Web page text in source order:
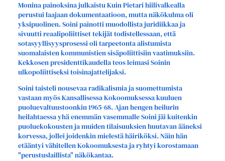
Monina painoksina julkaistu Kuin Pietari hiilivalkealla
perustui laajaan dokumentaatioon, mutta näkökulma oli
yksipuolinen. Soini painotti muodollista juridiikkaa ja
sivuutti reaalipoliittiset tekijät todistellessaan, että
sotasyyllisyysprosessi oli tarpeetonta alistumista
suomalaisten kommunistien sisäpoliittisiin vaatimuksiin.
Kekkosen presidenttikaudella teos leimasi Soinin
ulkopoliittiseksi toisinajattelijaksi.
Soini taisteli nousevaa radikalismia ja suomettumista
vastaan myös Kansallisessa Kokoomuksessa kuuluen
puoluevaltuustoonkin 1965-68. Ajan hengen heilurin
heilahtaessa yhä enemmän vasemmalle Soini jäi kuitenkin
puoluekokousten ja muiden tilaisuuksien huutavan ääneksi
korvessa, jollei joidenkin mielestä häiriköksi. Näin hän
etääntyi vähitellen Kokoomuksesta ja ryhtyi korostamaan
"perustuslaillista" näkökantaa.